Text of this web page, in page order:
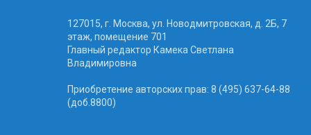
127015, г. Москва, ул. Новодмитровская, д. 2Б, 7
этаж, помещение 701
Главный редактор Камека Светлана
Владимировна
Приобретение авторских прав: 8 (495) 637-64-88
(доб.8800)